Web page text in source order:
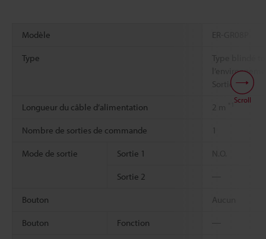
Modèle ER-GR08P
Type
Type blindé
Sortie PNP
Longueur du câble d’alimentation 2 m
Nombre de sorties de commande
Mode de sortie Sortie 1
Sortie 2 ―
Bouton Aucun
Bouton Fonction ―
Scroll